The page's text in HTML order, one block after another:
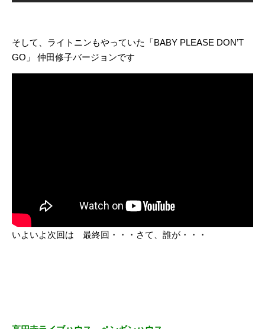
そして、ライトニンもやっていた「BABY PLEASE DON’T
GO」 仲田修子バージョンです
いよいよ次回は 最終回・・・さて、誰が・・・